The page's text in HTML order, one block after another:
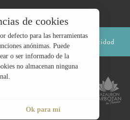
del sitio Política de privacidad
de cookies
defecto para las herramientas
anónimas. Puede
o ser informado de la
no almacenan ninguna
Ok para mí